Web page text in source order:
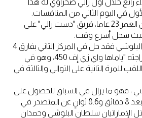
رائع خلال أول رالي صحراوي له هذا
في اليوم الثاني من المنافسات.
ويمثل البولندي البالغ من العمر 23 عاما، فريق "دست رالي" على
أما النجم الإماراتي محمد البلوشي فقد حل في المركز الثاني بفارق 4
دقائق و46.7 ثانية على دراجته "ياماها واي زي إف 450، وهو في
للمرة الثانية على التوالي والثالثة في
، فهو ما يزال في السباق للحصول على
المراكز المتقدمة، حيث يبعد 8 دقائق و8.6 ثوانٍ عن المتصدر في
الإماراتيان سلطان البلوشي وحمدان